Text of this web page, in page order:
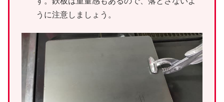
うに注意しましょう。